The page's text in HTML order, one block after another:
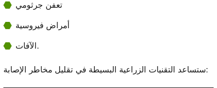
تعفن جرثومي
أمراض فيروسية
الآفات.
ستساعد التقنيات الزراعية البسيطة في تقليل مخاطر الإصابة: